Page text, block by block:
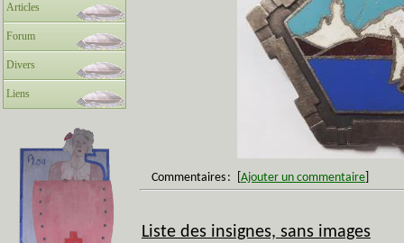
Articles
Forum
Divers
Liens
Commentaires : Ajouter un commentaire
Liste des insignes, sans images